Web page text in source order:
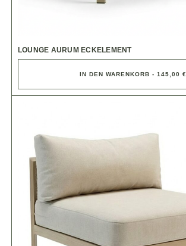
LOUNGE AURUM ECKELEMENT
IN DEN WARENKORB - 145,00 €